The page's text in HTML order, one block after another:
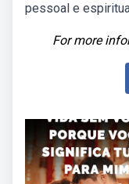
pessoal e
For more